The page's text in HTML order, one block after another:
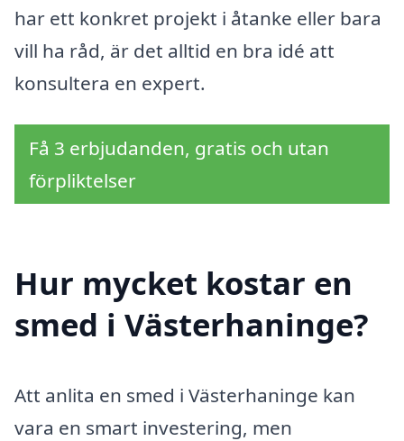
har ett konkret projekt i åtanke eller bara
vill ha råd, är det alltid en bra idé att
konsultera en expert.
Få 3 erbjudanden, gratis och utan
förpliktelser
Hur mycket kostar en
smed i Västerhaninge?
Att anlita en smed i Västerhaninge kan
vara en smart investering, men